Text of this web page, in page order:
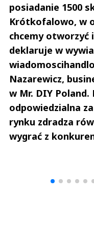
posiadanie 1500
Krótkofalowo, w
chcemy otworzyć
deklaruje w
Nazarewicz,
w Mr. DIY Poland.
odpowiedzialna
rynku zdradza
wygrać z